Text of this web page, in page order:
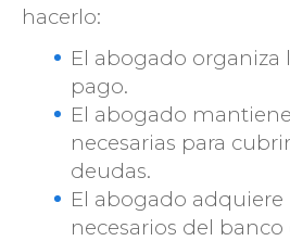
hacerlo:
El abogado organiza
pago.
El abogado
necesarias para
deudas.
El abogado adquiere
necesarios del